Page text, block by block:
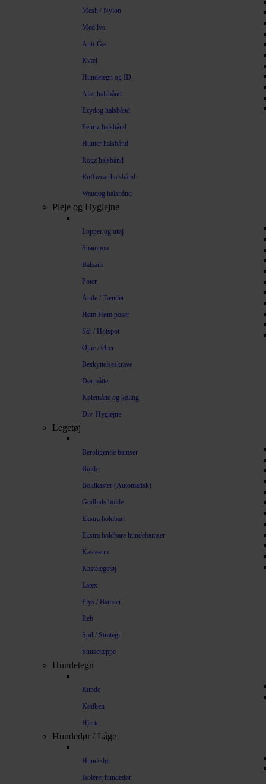
Mesh / Nylon
Med lys
Anti-Gø
Kvæl
Hundetegn og ID
Alac halsbånd
Ezydog halsbånd
Fenriz halsbånd
Hunter halsbånd
Rogz halsbånd
Ruffwear halsbånd
Waudog halsbånd
Pleje og Hygiejne
Lopper og utøj
Shampoo
Balsam
Poter
Ånde / Tænder
Høm Høm poser
Sår / Hotspot
Øjne / Ører
Beskyttelseskrave
Dørmåtte
Kølemåtte og køling
Div. Hygiejne
Legetøj
Beroligende bamser
Bolde
Boldkaster (Automatisk)
Godbids bolde
Ekstra holdbart
Ekstra holdbare hundebamser
Kastearm
Kastelegetøj
Latex
Plys / Bamser
Reb
Spil / Strategi
Snusetæppe
Hundetegn
Runde
Kødben
Hjerte
Hundedør / Låge
Hundedør
Isoleret hundedør